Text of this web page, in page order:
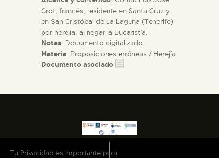
Grot, francés, residente en Santa Cruz y
en San Cristóbal de La Laguna (Tenerife)
por herejía, al negar la Eucaristía.
Notas: Documento digitalizado.
Materia: Proposiciones erróneas / Herejía
Documento asociado
Tu Privacidad es importante para